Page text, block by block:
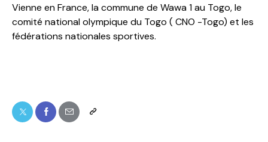
Vienne en France, la commune de Wawa 1 au Togo, le
comité national olympique du Togo ( CNO -Togo) et les
fédérations nationales sportives.